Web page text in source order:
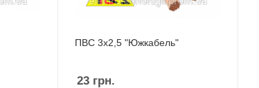
ПВС 3х2,5 "Южкабель"
23 грн.